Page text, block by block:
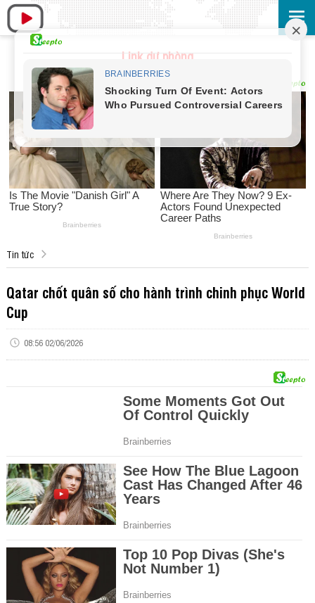
Link dự phòng
Tin tức
Qatar chốt quân số cho hành trình chinh phục World
Cup
08:56 02/06/2026